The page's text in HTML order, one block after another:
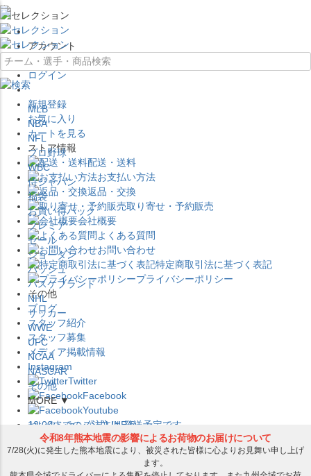
×
アカウント
ログイン
新規登録
お気に入り
カートを見る
ストア情報
配送・送料
お支払い方法
返品・交換
取り寄せ・予約販売
会社概要
よくある質問
お問い合わせ
特定商取引法に基づく表記
プライバシーポリシー
その他
ブログ
スタッフ紹介
スタッフ募集
メディア掲載情報
Instagram
Twitter
Facebook
Youtube
セレクション公式LINE@
MLB
NBA
NFL
プロ野球
WBC
侍ジャパン
福袋
お買い得パック
プレミア
セール
ジョーダン
バッシュ
バスケブランド
NHL
サッカー
WWE
UFC
NCAA
NASCAR
その他
MORE ▼
12:00までのご注文は発送予定です。
在庫品は 1-3営業日内で発送!! ※お取寄せ商品は対象外